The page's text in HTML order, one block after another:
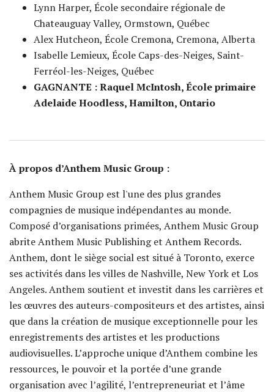
Lynn Harper, École secondaire régionale de
Chateauguay Valley, Ormstown, Québec
Alex Hutcheon, École Cremona, Cremona, Alberta
Isabelle Lemieux, École Caps-des-Neiges, Saint-
Ferréol-les-Neiges, Québec
GAGNANTE : Raquel McIntosh, École primaire
Adelaide Hoodless, Hamilton, Ontario
À propos d’Anthem Music Group :
Anthem Music Group est l'une des plus grandes
compagnies de musique indépendantes au monde.
Composé d’organisations primées, Anthem Music Group
abrite Anthem Music Publishing et Anthem Records.
Anthem, dont le siège social est situé à Toronto, exerce
ses activités dans les villes de Nashville, New York et Los
Angeles. Anthem soutient et investit dans les carrières et
les œuvres des auteurs-compositeurs et des artistes, ainsi
que dans la création de musique exceptionnelle pour les
enregistrements des artistes et les productions
audiovisuelles. L’approche unique d’Anthem combine les
ressources, le pouvoir et la portée d’une grande
organisation avec l’agilité, l’entrepreneuriat et l’âme